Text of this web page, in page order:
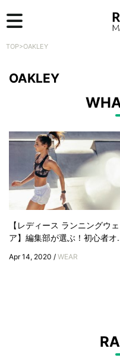
TOP>OAKLEY
OAKLEY
【レディース ランニングウェ
ア】編集部が選ぶ！初心者オ
Apr 14, 2020 / WEAR